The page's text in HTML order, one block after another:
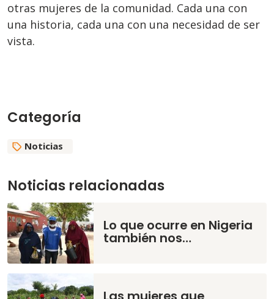
otras mujeres de la comunidad. Cada una con
una historia, cada una con una necesidad de ser
vista.
Categoría
Noticias
Noticias relacionadas
Lo que ocurre en Nigeria
también nos…